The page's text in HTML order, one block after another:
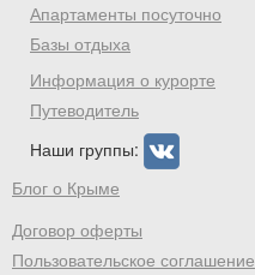
Апартаменты посуточно
Базы отдыха
Информация о курорте
Путеводитель
Наши группы:
Блог о Крыме
Договор оферты
Пользовательское соглашение